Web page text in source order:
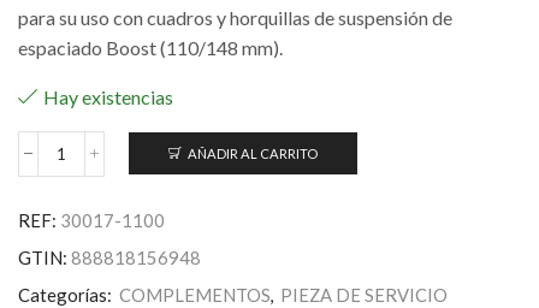
para su uso con cuadros y horquillas de suspensión de
espaciado Boost (110/148 mm).
Hay existencias
Roval
Kit
-
Control
Carbon
AÑADIR AL CARRITO
REF: 30017-1100
GTIN: 888818156948
Categorías: COMPLEMENTOS, PIEZA DE SERVICIO